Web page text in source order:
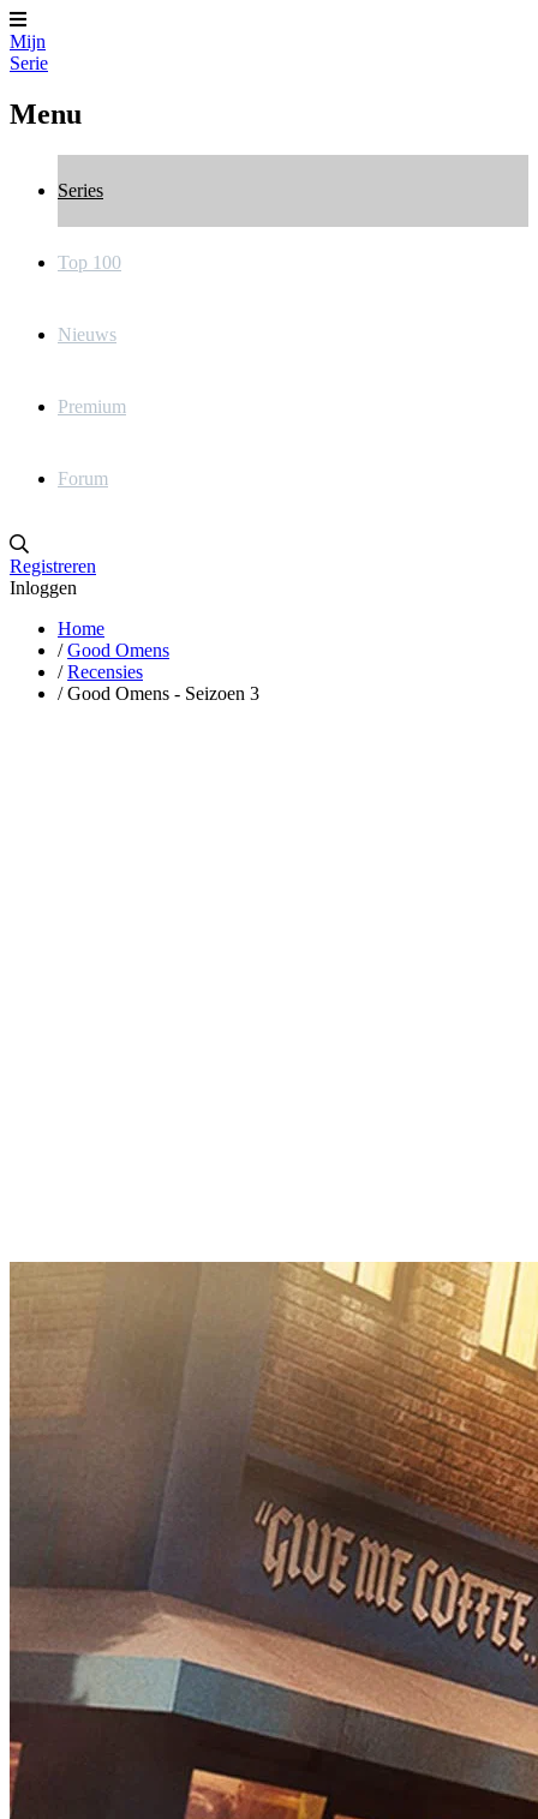
Mijn
Serie
Menu
Series
Top 100
Nieuws
Premium
Forum
Registreren
Inloggen
Home
/ Good Omens
/ Recensies
/ Good Omens - Seizoen 3